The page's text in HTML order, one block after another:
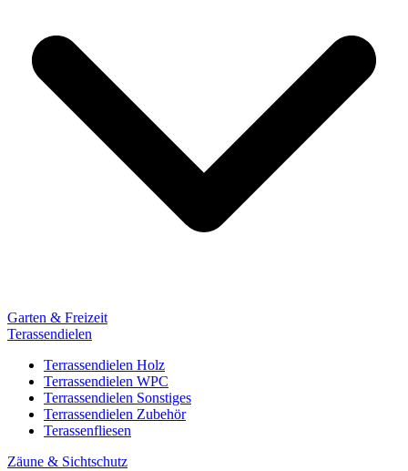
Garten & Freizeit
Terassendielen
Terrassendielen Holz
Terrassendielen WPC
Terrassendielen Sonstiges
Terrassendielen Zubehör
Terassenfliesen
Zäune & Sichtschutz